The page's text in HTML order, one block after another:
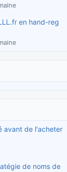
en hand-reg
avant de l'acheter
de noms de